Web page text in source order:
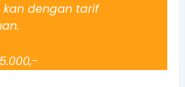
kan dengan tarif